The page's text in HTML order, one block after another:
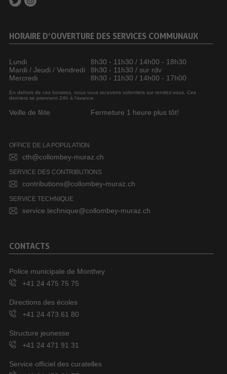
HORAIRE D’OUVERTURE DES SERVICES COMMUNAUX
Lundi
8h30 - 11h30 / 14h00 - 18h30
Mardi / Jeudi / Vendredi
8h30 - 11h30 / sur rdv
Mercredi
8h30 - 11h30 / 14h00 - 17h00
En dehors de ces horaires, nous vous recevons volontiers sur rendez-vous. Ces
derniers se prennent 24h à l’avance.
Veille de fête Fermeture 1 heure plus tôt!
OFFICE DE LA POPULATION
cth@collombey-muraz.ch
SERVICE DES CONTRIBUTIONS
contributions@collombey-muraz.ch
SERVICE TECHNIQUE
service.technique@collombey-muraz.ch
CONTACTS
Police municipale de Monthey
+41 24 475 75 75
Directions des écoles
+41 24 473 61 80
Structure jeunesse
+41 24 471 91 31
Service officiel des curatelles